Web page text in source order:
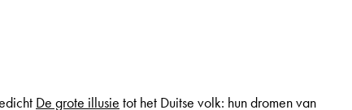
De grote illusie tot het Duitse volk: hun dromen van